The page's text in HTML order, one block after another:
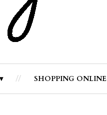
SHOPPING ONLINE